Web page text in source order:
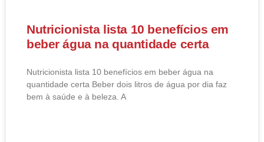
Nutricionista lista 10 benefícios em
beber água na quantidade certa
Nutricionista lista 10 benefícios em beber água na
quantidade certa Beber dois litros de água por dia faz
bem à saúde e à beleza. A